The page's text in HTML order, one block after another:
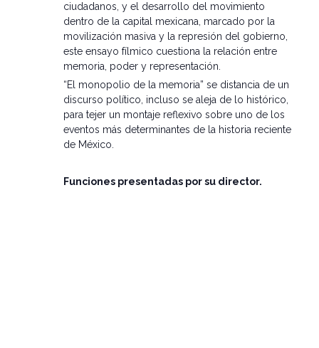
ciudadanos, y el desarrollo del movimiento
dentro de la capital mexicana, marcado por la
movilización masiva y la represión del gobierno,
este ensayo fílmico cuestiona la relación entre
memoria, poder y representación.
“El monopolio de la memoria” se distancia de un
discurso político, incluso se aleja de lo histórico,
para tejer un montaje reflexivo sobre uno de los
eventos más determinantes de la historia reciente
de México.
Funciones presentadas por su director.